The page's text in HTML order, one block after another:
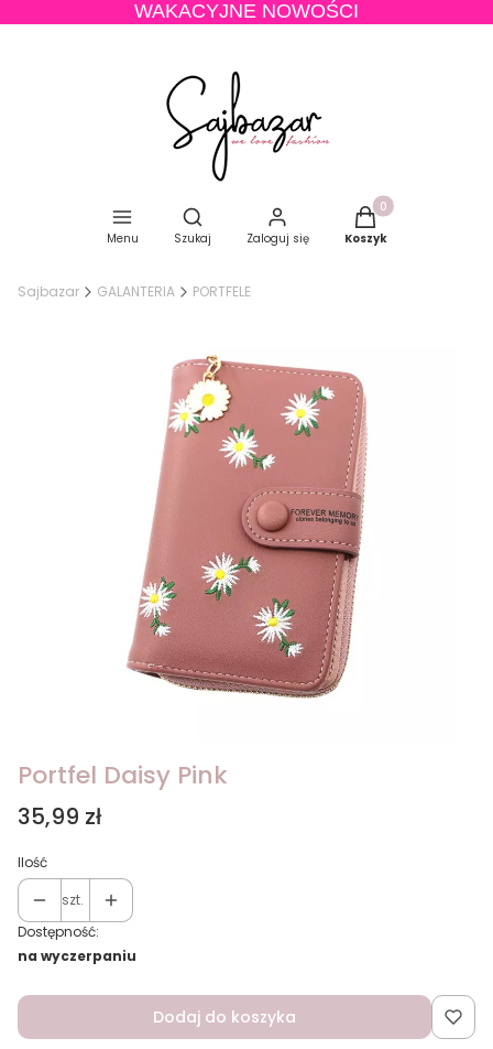
WAKACYJNE NOWOŚCI
Menu
Otwórz wyszukiwarkę
Szukaj Zaloguj się
Produkty w
Koszyk
Sajbazar GALANTERIA PORTFELE
Portfel Daisy Pink
Cena
35,99 zł
Ilość
szt.
Dostępność:
na wyczerpaniu
Dodaj do koszyka